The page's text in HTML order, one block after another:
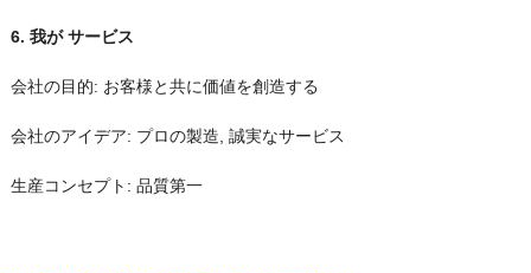
6. 我が サービス
会社の目的: お客様と共に価値を創造する
会社のアイデア: プロの製造, 誠実なサービス
生産コンセプト: 品質第一